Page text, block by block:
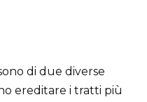
di due diverse
ereditare i tratti più